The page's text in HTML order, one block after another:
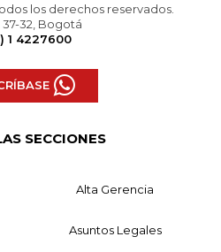
los derechos reservados.
37-32, Bogotá
1 4227600
SECCIONES
Alta Gerencia
Asuntos Legales